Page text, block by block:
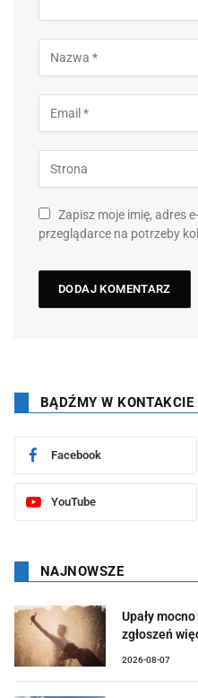
Zapisz moje imię, adres
przeglądarce na potrzeby
BĄDŹMY W KONTAKCIE
Facebook
YouTube
NAJNOWSZE
Upały
zgłoszeń
2026-08-07